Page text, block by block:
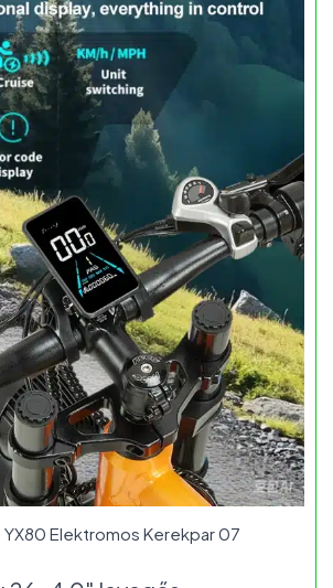
YX80 Elektromos Kerekpar 07